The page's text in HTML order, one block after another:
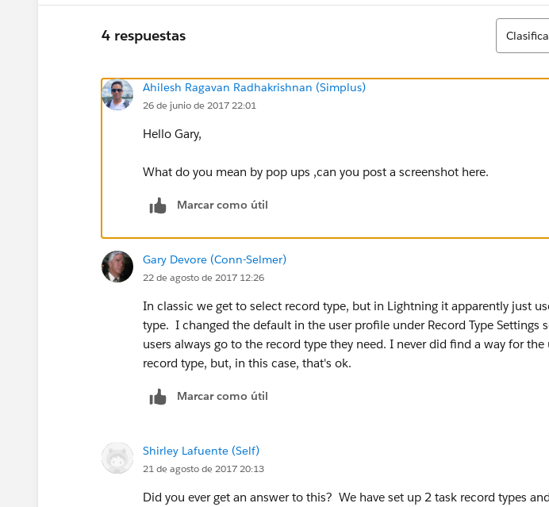
4 respuestas
Ordenar
Ahilesh Ragavan Radhakrishnan (Simplus)
26 de junio de 2017 22:01
Hello Gary,
What do you mean by pop ups ,can you post a screenshot here.
Marcar como útil
Gary Devore (Conn-Selmer)
22 de agosto de 2017 12:26
In classic we get to select record type, but in Lightning it apparently just
type. I changed the default in the user profile under Record Type Settings
users always go to the record type they need. I never did find a way for
record type, but, in this case, that's ok.
Marcar como útil
Shirley Lafuente (Self)
21 de agosto de 2017 20:13
Did you ever get an answer to this? We have set up 2 task record types